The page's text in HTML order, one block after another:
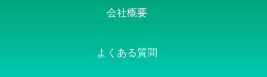
会社概要
よくある質問